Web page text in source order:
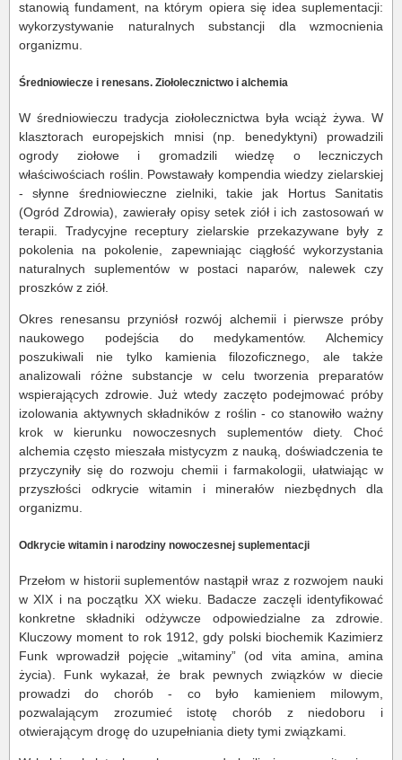
stanowią fundament, na którym opiera się idea suplementacji:
wykorzystywanie naturalnych substancji dla wzmocnienia
organizmu.
Średniowiecze i renesans. Ziołolecznictwo i alchemia
W średniowieczu tradycja ziołolecznictwa była wciąż żywa. W
klasztorach europejskich mnisi (np. benedyktyni) prowadzili
ogrody ziołowe i gromadzili wiedzę o leczniczych
właściwościach roślin. Powstawały kompendia wiedzy zielarskiej
- słynne średniowieczne zielniki, takie jak Hortus Sanitatis
(Ogród Zdrowia), zawierały opisy setek ziół i ich zastosowań w
terapii. Tradycyjne receptury zielarskie przekazywane były z
pokolenia na pokolenie, zapewniając ciągłość wykorzystania
naturalnych suplementów w postaci naparów, nalewek czy
proszków z ziół.
Okres renesansu przyniósł rozwój alchemii i pierwsze próby
naukowego podejścia do medykamentów. Alchemicy
poszukiwali nie tylko kamienia filozoficznego, ale także
analizowali różne substancje w celu tworzenia preparatów
wspierających zdrowie. Już wtedy zaczęto podejmować próby
izolowania aktywnych składników z roślin - co stanowiło ważny
krok w kierunku nowoczesnych suplementów diety. Choć
alchemia często mieszała mistycyzm z nauką, doświadczenia te
przyczyniły się do rozwoju chemii i farmakologii, ułatwiając w
przyszłości odkrycie witamin i minerałów niezbędnych dla
organizmu.
Odkrycie witamin i narodziny nowoczesnej suplementacji
Przełom w historii suplementów nastąpił wraz z rozwojem nauki
w XIX i na początku XX wieku. Badacze zaczęli identyfikować
konkretne składniki odżywcze odpowiedzialne za zdrowie.
Kluczowy moment to rok 1912, gdy polski biochemik Kazimierz
Funk wprowadził pojęcie „witaminy” (od vita amina, amina
życia). Funk wykazał, że brak pewnych związków w diecie
prowadzi do chorób - co było kamieniem milowym,
pozwalającym zrozumieć istotę chorób z niedoboru i
otwierającym drogę do uzupełniania diety tymi związkami.